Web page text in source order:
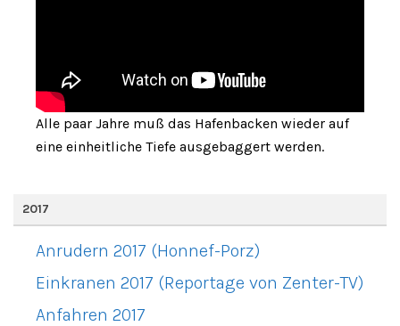
Alle paar Jahre muß das Hafenbacken wieder auf
eine einheitliche Tiefe ausgebaggert werden.
2017
Anrudern 2017 (Honnef-Porz)
Einkranen 2017 (Reportage von Zenter-TV)
Anfahren 2017